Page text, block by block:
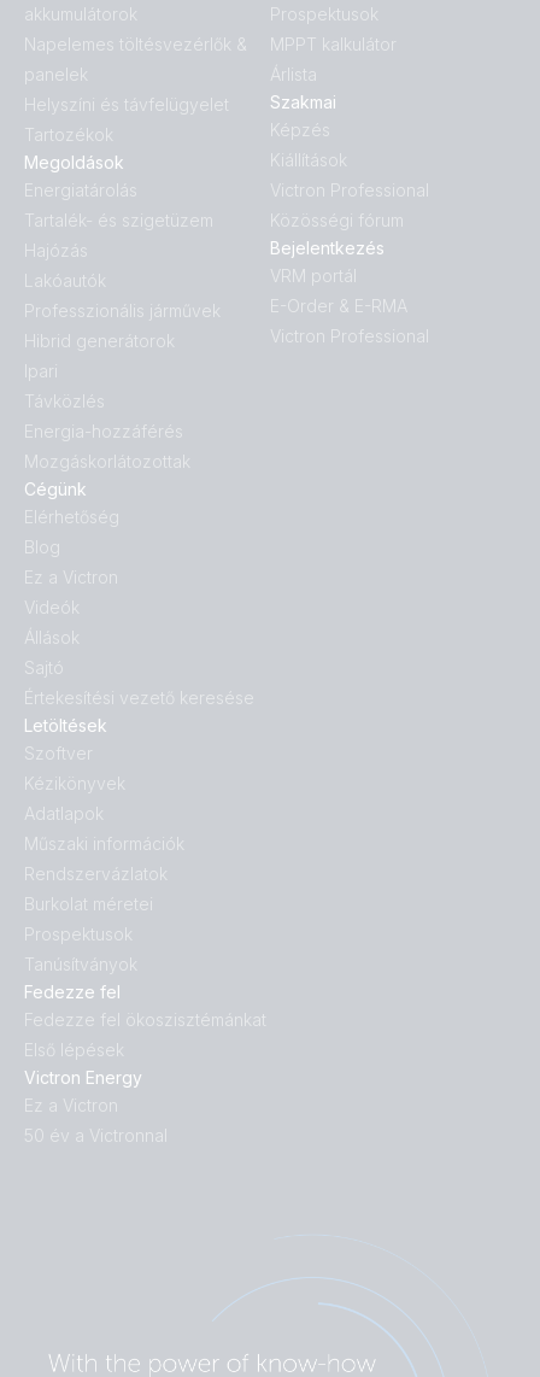
akkumulátorok
Napelemes töltésvezérlők &
panelek
Helyszíni és távfelügyelet
Tartozékok
Fedezze fel
Fedezze fel ökoszisztémánkat
Első lépések
Victron Energy
Ez a Victron
50 év a Victronnal
Letöltések
Szoftver
Kézikönyvek
Adatlapok
Műszaki információk
Rendszervázlatok
Burkolat méretei
Prospektusok
Tanúsítványok
Megoldások
Energiatárolás
Tartalék- és szigetüzem
Hajózás
Lakóautók
Professzionális járművek
Hibrid generátorok
Ipari
Távközlés
Energia-hozzáférés
Mozgáskorlátozottak
Cégünk
Elérhetőség
Blog
Ez a Victron
Videók
Állások
Sajtó
Értekesítési vezető keresése
Prospektusok
MPPT kalkulátor
Árlista
Szakmai
Képzés
Kiállítások
Victron Professional
Közösségi fórum
Bejelentkezés
VRM portál
E-Order & E-RMA
Victron Professional